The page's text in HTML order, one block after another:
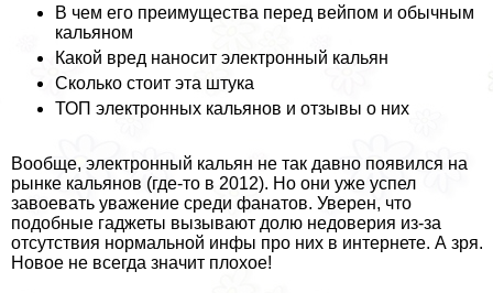
В чем его преимущества перед вейпом и обычным
кальяном
Какой вред наносит электронный кальян
Сколько стоит эта штука
ТОП электронных кальянов и отзывы о них
Вообще, электронный кальян не так давно появился на
рынке кальянов (где-то в 2012). Но они уже успел
завоевать уважение среди фанатов. Уверен, что
подобные гаджеты вызывают долю недоверия из-за
отсутствия нормальной инфы про них в интернете. А зря.
Новое не всегда значит плохое!